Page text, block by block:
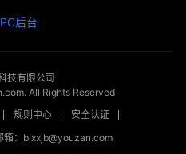
后台
技有限公司
All Rights Reserved
规则中心
安全认证
箱：blxxjb@youzan.com